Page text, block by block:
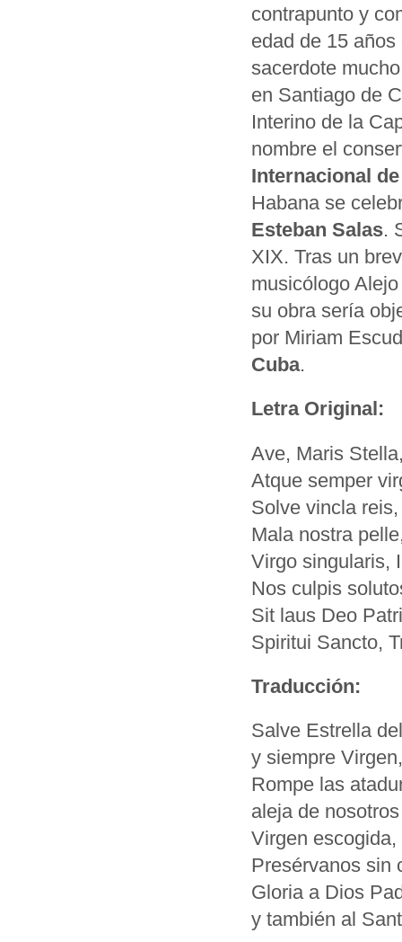
contrapunto y
edad de 15
sacerdote
en Santiago de
Interino de la
nombre el
Internacional
Habana se
Esteban Salas.
XIX. Tras un
musicólogo
su obra sería
por Miriam
Cuba.
Letra Original:
Ave, Maris
Atque semper
Solve vincla
Mala nostra
Virgo singularis,
Nos culpis
Sit laus Deo
Spiritui Sancto,
Traducción:
Salve Estrella
y siempre
Rompe las
aleja de
Virgen
Presérvanos sin
Gloria a Dios
y también al